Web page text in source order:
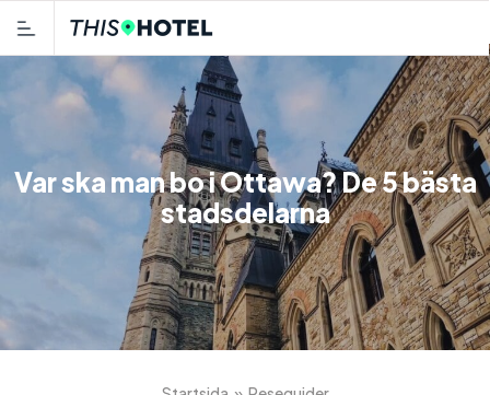
Var ska man bo i Ottawa? De 5 bästa
stadsdelarna